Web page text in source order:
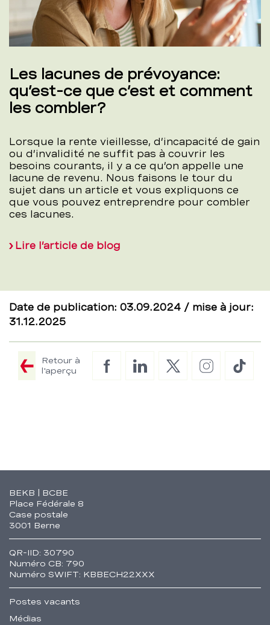
Les lacunes de prévoyance:
qu’est-ce que c’est et comment
les combler?
Lorsque la rente vieillesse, d’incapacité de gain
ou d’invalidité ne suffit pas à couvrir les
besoins courants, il y a ce qu’on appelle une
lacune de revenu. Nous faisons le tour du
sujet dans un article et vous expliquons ce
que vous pouvez entreprendre pour combler
ces lacunes.
Lire l’article de blog
Date de publication: 03.09.2024 / mise à jour:
31.12.2025
Retour à
l'aperçu
FacebookLinkedInTwitterInstagram
Fusszeile
BEKB | BCBE
Place Fédérale 8
Case postale
3001 Berne
QR-IID: 30790
Numéro CB: 790
Numéro SWIFT: KBBECH22XXX
Postes vacants
Médias